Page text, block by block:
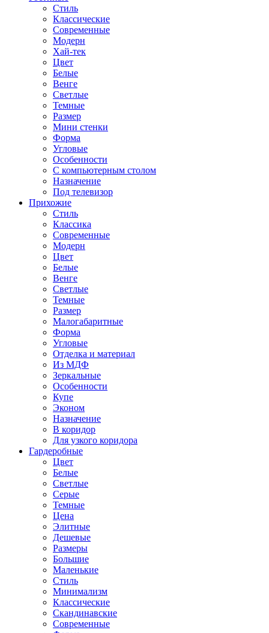
Стиль
Классические
Современные
Модерн
Хай-тек
Цвет
Белые
Венге
Светлые
Темные
Размер
Мини стенки
Форма
Угловые
Особенности
С компьютерным столом
Назначение
Под телевизор
Прихожие
Стиль
Классика
Современные
Модерн
Цвет
Белые
Венге
Светлые
Темные
Размер
Малогабаритные
Форма
Угловые
Отделка и материал
Из МДФ
Зеркальные
Особенности
Купе
Эконом
Назначение
В коридор
Для узкого коридора
Гардеробные
Цвет
Белые
Светлые
Серые
Темные
Цена
Элитные
Дешевые
Размеры
Большие
Маленькие
Стиль
Минимализм
Классические
Скандинавские
Современные